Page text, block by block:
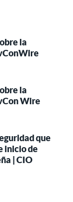
la
la
Wire
que
inicio de
| CIO